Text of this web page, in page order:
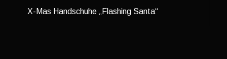
X-Mas Handschuhe „Flashing Santa“